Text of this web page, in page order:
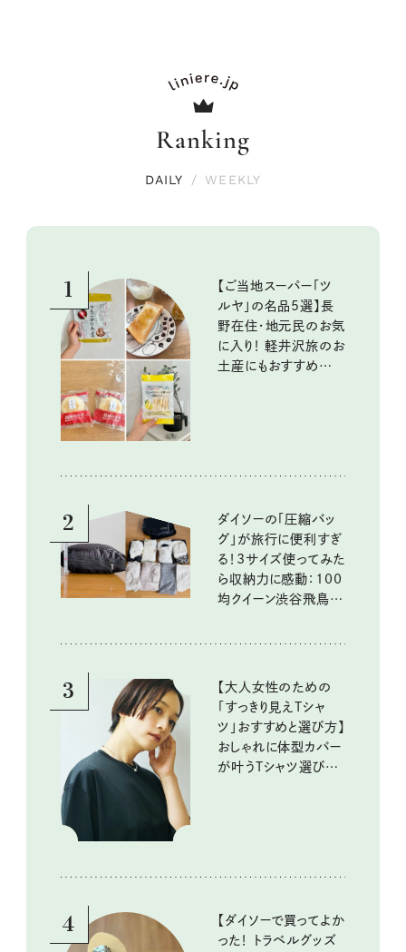
Ranking
DAILY / WEEKLY
1
【ご当地スーパー「ツ
ルヤ」の名品5選】長
野在住・地元民のお気
に入り！ 軽井沢旅のお
土産にもおすすめのお
2
ダイソーの「圧縮バッ
グ」が旅行に便利すぎ
る！3サイズ使ってみた
ら収納力に感動：100
均クイーン渋谷飛鳥の
3
【大人女性のための
「すっきり見えTシャ
ツ」おすすめと選び方】
おしゃれに体型カバー
が叶うTシャツ選びの
4
【ダイソーで買ってよか
った！ トラベルグッズ